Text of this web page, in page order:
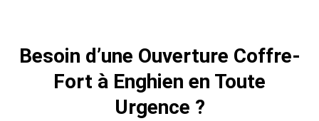
Besoin d’une Ouverture Coffre-
Fort à Enghien en Toute
Urgence ?